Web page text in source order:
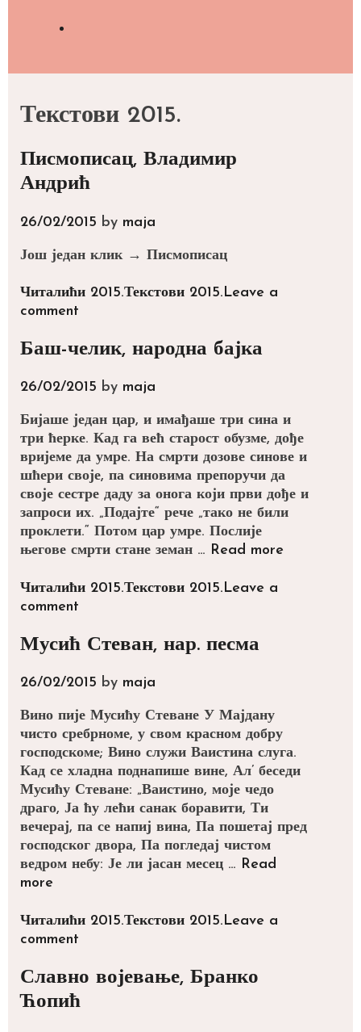
Текстови 2015.
Писмописац, Владимир
Андрић
26/02/2015 by maja
Још један клик → Писмописац
Categories
Читалићи 2015.Tags
Текстови 2015.Leave a
comment
Баш-челик, народна бајка
26/02/2015 by maja
Бијаше један цар, и имађаше три сина и
три ћерке. Кад га већ старост обузме, дође
вријеме да умре. На смрти дозове синове и
шћери своје, па синовима препоручи да
своје сестре даду за онога који први дође и
запроси их. „Подајте“ рече „тако не били
проклети.“ Потом цар умре. Послије
његове смрти стане земан … Read moreБаш-
Categories
Читалићи 2015.Tags
Текстови 2015.Leave a
comment
Мусић Стеван, нар. песма
26/02/2015 by maja
Вино пије Мусићу Стеване У Мајдану
чисто сребрноме, у свом красном добру
господскоме; Вино служи Ваистина слуга.
Кад се хладна поднапише вине, Ал’ беседи
Мусићу Стеване: „Ваистино, моје чедо
драго, Ја ћу лећи санак боравити, Ти
вечерај, па се напиј вина, Па пошетај пред
господског двора, Па погледај чистом
ведром небу: Је ли јасан месец … Read
moreМусић
нар.
песма
Categories
Читалићи 2015.Tags
Текстови 2015. Leave a
comment
Славно војевање, Бранко
Ћопић